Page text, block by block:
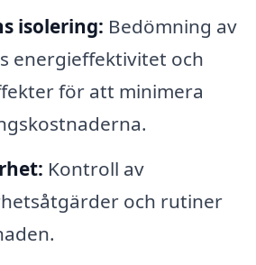
isolering: Bedömning av
energieffektivitet och
för att minimera
Kontroll av
och rutiner